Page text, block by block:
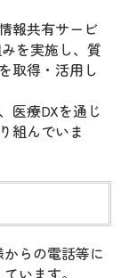
報共有サービ
を実施し、質
取得・活用し
医療DXを通じ
組んでいま
らの電話等に